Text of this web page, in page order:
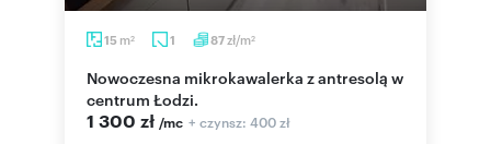
15 m2 1 87zł/m2
Nowoczesna mikrokawalerka z antresolą w
centrum Łodzi.
1 300 zł /mc + czynsz: 400 zł